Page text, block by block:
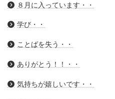
８月に入っています・・
学び・・
ことばを失う・・
ありがとう！！・・
気持ちが嬉しいです・・